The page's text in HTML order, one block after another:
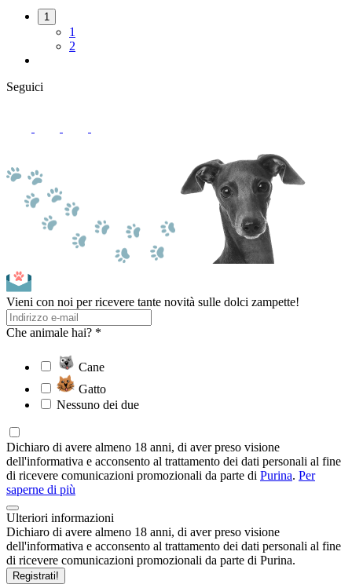
1
1
2
Seguici
Vieni con noi per ricevere tante novità sulle dolci zampette!
Che animale hai? *
Cane
Gatto
Nessuno dei due
Dichiaro di avere almeno 18 anni, di aver preso visione
dell'informativa e acconsento al trattamento dei dati personali al fine
di ricevere comunicazioni promozionali da parte di Purina. Per
saperne di più
Ulteriori informazioni
Dichiaro di avere almeno 18 anni, di aver preso visione
dell'informativa e acconsento al trattamento dei dati personali al fine
di ricevere comunicazioni promozionali da parte di Purina.
Registrati!